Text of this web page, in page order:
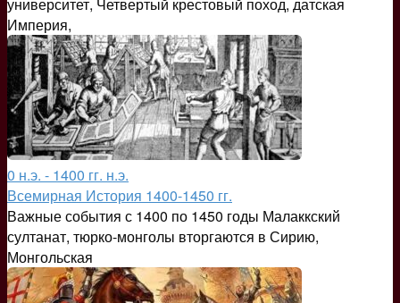
Империя,
0 н.э. - 1400 гг. н.э.
Всемирная История 1400-1450 гг.
Важные события с 1400 по 1450 годы Малаккский
султанат, тюрко-монголы вторгаются в Сирию,
Монгольская